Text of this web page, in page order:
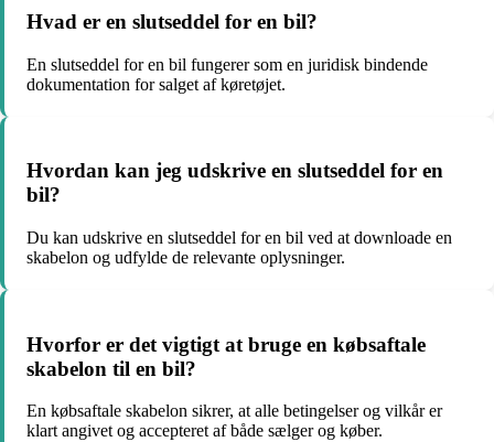
Hvad er en slutseddel for en bil?
En slutseddel for en bil fungerer som en juridisk bindende
dokumentation for salget af køretøjet.
Hvordan kan jeg udskrive en slutseddel for en
bil?
Du kan udskrive en slutseddel for en bil ved at downloade en
skabelon og udfylde de relevante oplysninger.
Hvorfor er det vigtigt at bruge en købsaftale
skabelon til en bil?
En købsaftale skabelon sikrer, at alle betingelser og vilkår er
klart angivet og accepteret af både sælger og køber.